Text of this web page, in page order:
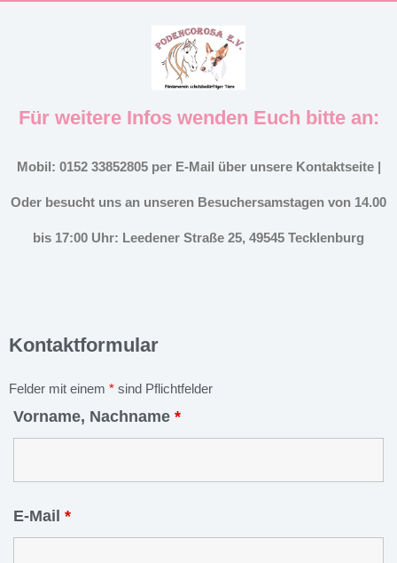
Für weitere Infos wenden Euch bitte an:
Mobil: 0152 33852805 per E-Mail über unsere Kontaktseite |
Oder besucht uns an unseren Besuchersamstagen von 14.00
bis 17:00 Uhr: Leedener Straße 25, 49545 Tecklenburg
Kontaktformular
Felder mit einem * sind Pflichtfelder
Vorname, Nachname *
E-Mail *